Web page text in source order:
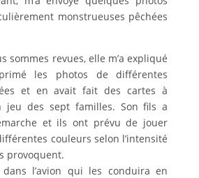
monstrueuses pêchées
sommes revues, elle m’a expliqué
les photos de différentes
et en avait fait des cartes à
jeu des sept familles. Son fils a
et ils ont prévu de jouer
couleurs selon l’intensité
provoquent.
l’avion qui les conduira en